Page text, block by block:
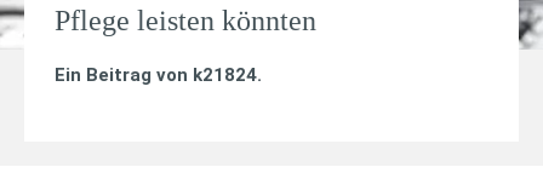
Pflege leisten könnten
Ein Beitrag von k21824.